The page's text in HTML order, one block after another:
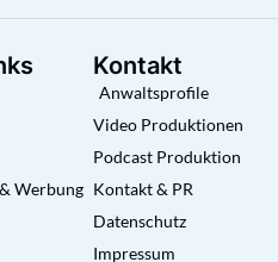
Werbung
Kontakt
Anwaltsprofile
Video Produktionen
Podcast Produktion
Kontakt & PR
Datenschutz
Impressum